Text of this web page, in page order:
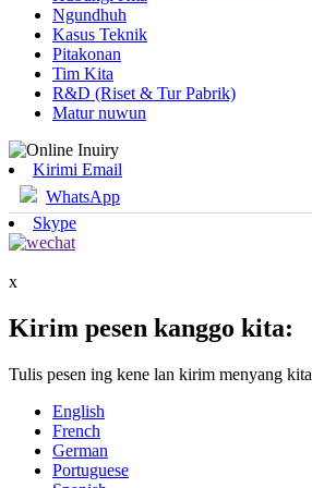
Ngundhuh
Kasus Teknik
Pitakonan
Tim Kita
R&D (Riset & Tur Pabrik)
Matur nuwun
Kirimi Email
WhatsApp
Skype
x
Kirim pesen kanggo kita:
Tulis pesen ing kene lan kirim menyang kita
English
French
German
Portuguese